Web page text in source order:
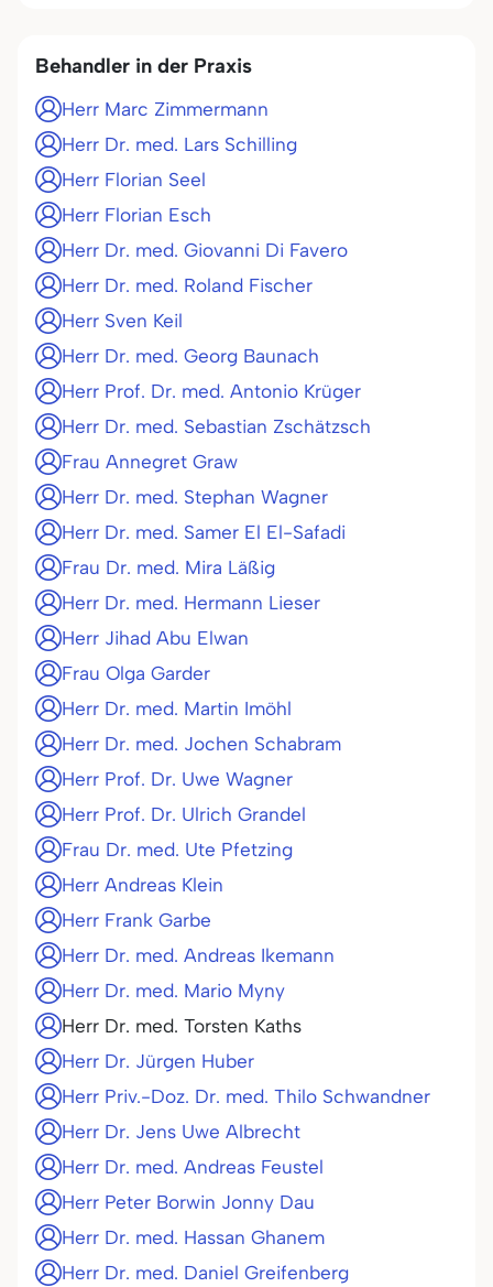
Behandler in der Praxis
Herr Marc Zimmermann
Herr Dr. med. Lars Schilling
Herr Florian Seel
Herr Florian Esch
Herr Dr. med. Giovanni Di Favero
Herr Dr. med. Roland Fischer
Herr Sven Keil
Herr Dr. med. Georg Baunach
Herr Prof. Dr. med. Antonio Krüger
Herr Dr. med. Sebastian Zschätzsch
Frau Annegret Graw
Herr Dr. med. Stephan Wagner
Herr Dr. med. Samer El El-Safadi
Frau Dr. med. Mira Läßig
Herr Dr. med. Hermann Lieser
Herr Jihad Abu Elwan
Frau Olga Garder
Herr Dr. med. Martin Imöhl
Herr Dr. med. Jochen Schabram
Herr Prof. Dr. Uwe Wagner
Herr Prof. Dr. Ulrich Grandel
Frau Dr. med. Ute Pfetzing
Herr Andreas Klein
Herr Frank Garbe
Herr Dr. med. Andreas Ikemann
Herr Dr. med. Mario Myny
Herr Dr. med. Torsten Kaths
Herr Dr. Jürgen Huber
Herr Priv.-Doz. Dr. med. Thilo Schwandner
Herr Dr. Jens Uwe Albrecht
Herr Dr. med. Andreas Feustel
Herr Peter Borwin Jonny Dau
Herr Dr. med. Hassan Ghanem
Herr Dr. med. Daniel Greifenberg